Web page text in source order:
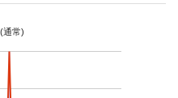
通常)